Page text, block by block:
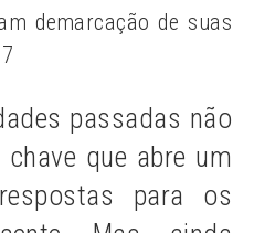
demarcação de suas
passadas não
que abre um
para os